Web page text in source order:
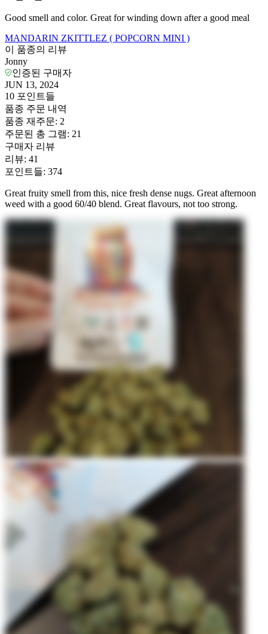
Good smell and color. Great for winding down after a good meal
MANDARIN ZKITTLEZ ( POPCORN MINI )
이 품종의 리뷰
Jonny
인증된 구매자
JUN 13, 2024
10 포인트들
품종 주문 내역
품종 재주문: 2
주문된 총 그램: 21
구매자 리뷰
리뷰: 41
포인트들: 374
Great fruity smell from this, nice fresh dense nugs. Great afternoon
weed with a good 60/40 blend. Great flavours, not too strong.